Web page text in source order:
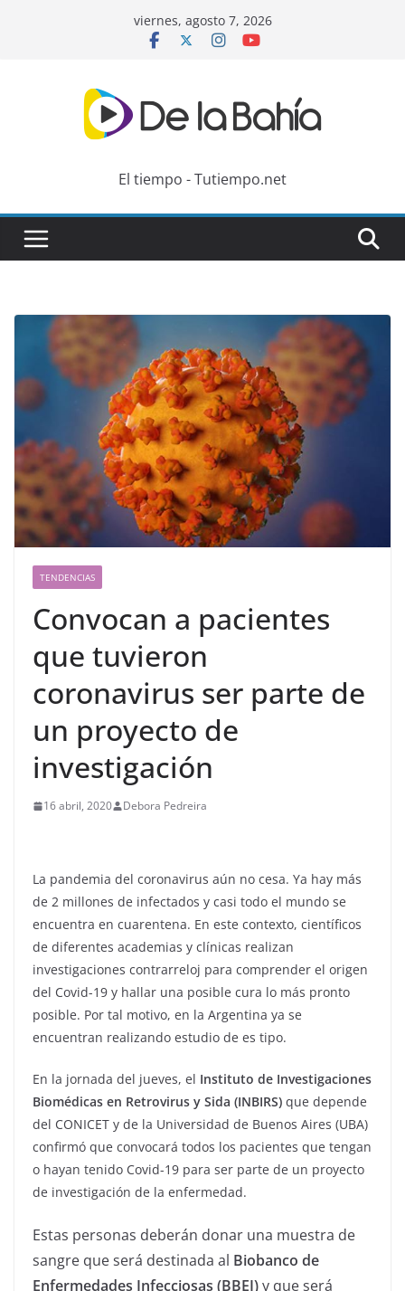
viernes, agosto 7, 2026
El tiempo - Tutiempo.net
TENDENCIAS
Convocan a pacientes
que tuvieron
coronavirus ser parte de
un proyecto de
investigación
16 abril, 2020 Debora Pedreira
La pandemia del coronavirus aún no cesa. Ya hay más
de 2 millones de infectados y casi todo el mundo se
encuentra en cuarentena. En este contexto, científicos
de diferentes academias y clínicas realizan
investigaciones contrarreloj para comprender el origen
del Covid-19 y hallar una posible cura lo más pronto
posible. Por tal motivo, en la Argentina ya se
encuentran realizando estudio de es tipo.
En la jornada del jueves, el Instituto de Investigaciones
Biomédicas en Retrovirus y Sida (INBIRS) que depende
del CONICET y de la Universidad de Buenos Aires (UBA)
confirmó que convocará todos los pacientes que tengan
o hayan tenido Covid-19 para ser parte de un proyecto
de investigación de la enfermedad.
Estas personas deberán donar una muestra de
sangre que será destinada al Biobanco de
Enfermedades Infecciosas (BBEI)y que será